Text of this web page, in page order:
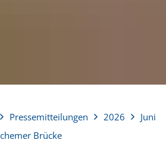
Pressemitteilungen 2026
Juni
Brücke